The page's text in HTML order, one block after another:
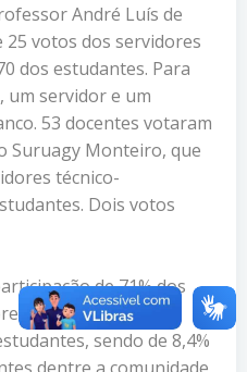
André Luís de
25 votos dos servidores
dos estudantes. Para
um servidor e um
53 docentes votaram
Suruagy Monteiro, que
técnico-
Dois votos
de 71% dos
técnicos-
sendo de 8,4%
dentre a comunidade